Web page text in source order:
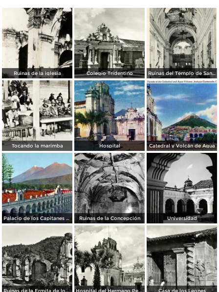
Ruinas de la iglesia Colegio Tridentino Ruinas del Templo de San Francisco
Tocando la marimba Hospital Catedral y Volcán de Agua
Palacio de los Capitanes Generales Ruinas de la Concepción Universidad
Ruinas de la Ermita de los Dolores Hospital del Hermano Pedro Casa de los Leones